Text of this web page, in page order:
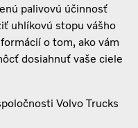
palivovú účinnosť
uhlíkovú stopu vášho
o tom, ako vám
dosiahnuť vaše ciele
Volvo Trucks